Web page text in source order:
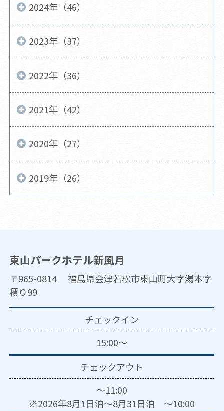
2024年（46）
2023年（37）
2022年（36）
2021年（42）
2020年（27）
2019年（26）
東山パークホテル新風月
〒965-0814 福島県会津若松市東山町大字湯本字
積り99
チェックイン
15:00～
チェックアウト
～11:00
※2026年8月1日泊～8月31日泊 ～10:00